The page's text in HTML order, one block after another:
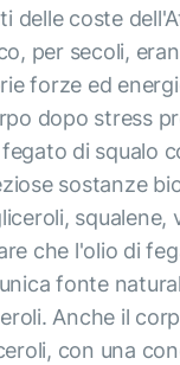
delle coste
per secoli,
forze ed
dopo stress
di squalo
sostanze
squalene,
che l'olio di
fonte
Anche il
con una